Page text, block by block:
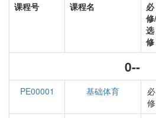
课程号 课程名
必
修/
选
修
0--
PE00001 基础体育
必
修